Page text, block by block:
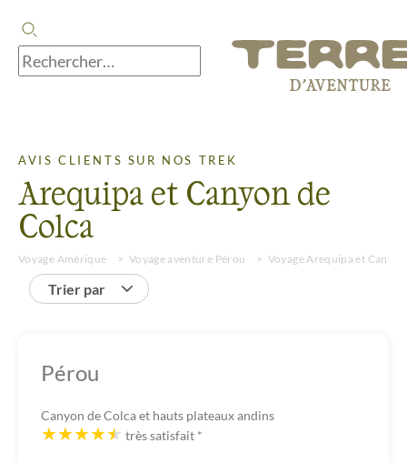
AVIS CLIENTS SUR NOS TREK
Arequipa et Canyon de
Colca
Voyage Amérique Voyage aventure Pérou Voyage Arequipa et
Trier par
Pérou
Canyon de Colca et hauts plateaux andins
très satisfait *